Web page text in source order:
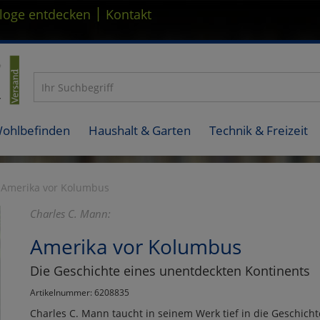
entdecken | Kontakt
Haushalt & Garten Technik & Freizeit
Amerika vor Kolumbus
Charles C. Mann:
Amerika vor Kolumbus
Die Geschichte eines unentdeckten Kontinents
Artikelnummer: 6208835
Charles C. Mann taucht in seinem Werk tief in die